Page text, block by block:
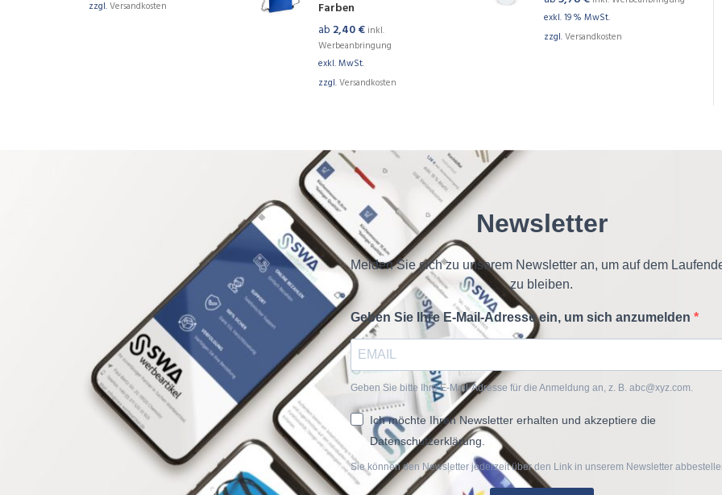
zzgl.Versandkosten
Farben
ab 2,40€ inkl.
Werbeanbringung
exkl. MwSt.
zzgl.Versandkosten
exkl. 19 % MwSt.
zzgl.Versandkosten
Newsletter
Melden Sie sich zu unserem Newsletter an, um auf dem
zu bleiben.
Geben Sie Ihre E-Mail-Adresse ein, um sich anzumelden
Geben Sie bitte Ihre E-Mail-Adresse für die Anmeldung an, z. B. abc@xyz.com.
Ich möchte Ihren Newsletter erhalten und akzeptiere die
Datenschutzerklärung.
Sie können den Newsletter jederzeit über den Link in unserem Newsletter